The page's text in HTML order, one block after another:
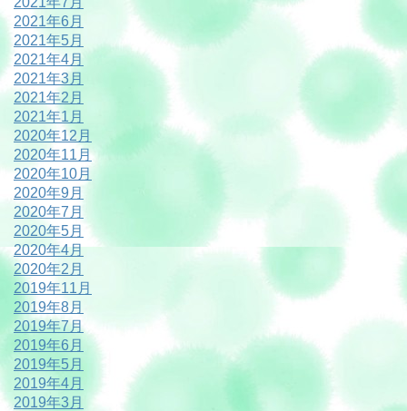
2021年6月
2021年5月
2021年4月
2021年3月
2021年2月
2021年1月
2020年12月
2020年11月
2020年10月
2020年9月
2020年7月
2020年5月
2020年4月
2020年2月
2019年11月
2019年8月
2019年7月
2019年6月
2019年5月
2019年4月
2019年3月